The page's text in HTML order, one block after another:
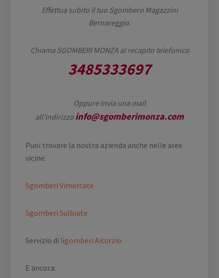
Effettua subito il tuo Sgombero Magazzini
Bernareggio.
Chiama SGOMBERI MONZA al recapito telefonico
3485333697
Oppure invia una mail
all’indirizzo info@sgomberimonza.com
Puoi trovare la nostra azienda anche nelle aree
vicine:
Sgomberi Vimercate
Sgomberi Sulbiate
Servizio diSgomberi Aicurzio
E ancora: